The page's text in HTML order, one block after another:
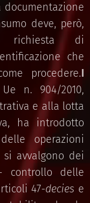
deve, però,
richiesta di
che
procedere.I
n. 904/2010,
e alla lotta
ha introdotto
operazioni
avvalgono dei
controllo delle
47-decies e